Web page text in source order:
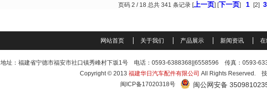
页码 2 / 18 总共 341 条记录 [上一页] [下一页] 1 [2] 3
网站首页 关于我们 产品展示 新闻资讯
地址：福建省宁德市福安市社口镇秀峰村下坂1号 电话：0593-6388368||6558596 传真：0593-
Copyright © 2013 福建华日汽车配件有限公司 All Rights Reserved. 技
闽ICP备17020318号
闽公网安备